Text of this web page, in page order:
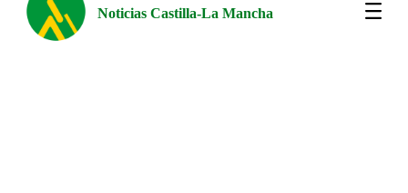
Noticias Castilla-La Mancha